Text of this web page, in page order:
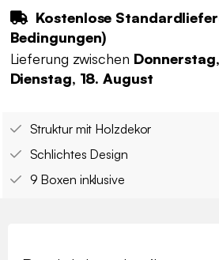
Kostenlose
Bedingungen)
Lieferung zwischen
Dienstag, 18. August
Struktur mit Holzdekor
Schlichtes Design
9 Boxen inklusive